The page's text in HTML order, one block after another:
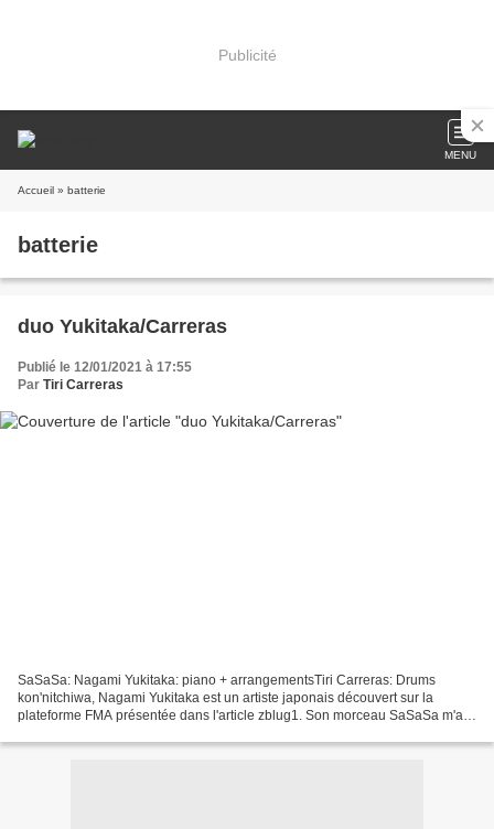
Publicité
MENU
Accueil » batterie
batterie
duo Yukitaka/Carreras
Publié le 12/01/2021 à 17:55
Par Tiri Carreras
SaSaSa: Nagami Yukitaka: piano + arrangementsTiri Carreras: Drums
kon'nitchiwa, Nagami Yukitaka est un artiste japonais découvert sur la
plateforme FMA présentée dans l'article zblug1. Son morceau SaSaSa m'a